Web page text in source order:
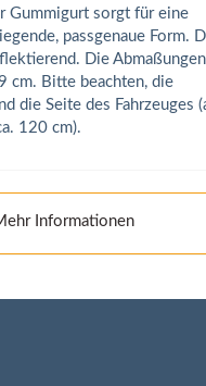
Gummigurt sorgt für eine
passgenaue Form.
Die Abmaßungen
cm. Bitte beachten, die
die Seite des Fahrzeuges
120 cm).
Informationen